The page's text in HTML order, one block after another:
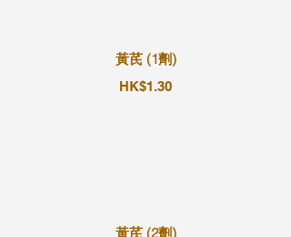
黃芪 (1劑)
HK$1.30
黃芪 (2劑)